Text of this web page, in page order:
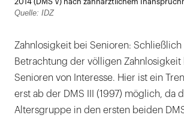
2014 (DMS V) nach zahnärztlichem
Quelle: IDZ
Zahnlosigkeit bei Senioren: Schließlich
Betrachtung der völligen Zahnlosigkeit
Senioren von Interesse. Hier ist ein
erst ab der DMS III (1997) möglich, da
Altersgruppe in den ersten beiden